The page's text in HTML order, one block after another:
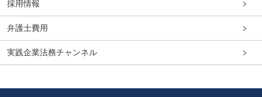
採用情報
弁護士費用
実践企業法務チャンネル